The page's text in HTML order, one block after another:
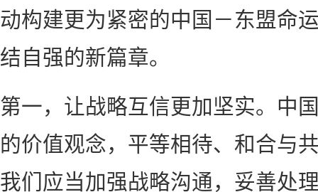
动构建更为紧密的中国－东盟命
结自强的新篇章。
第一，让战略互信更加坚实。中
的价值观念，平等相待、和合与
我们应当加强战略沟通，妥善处